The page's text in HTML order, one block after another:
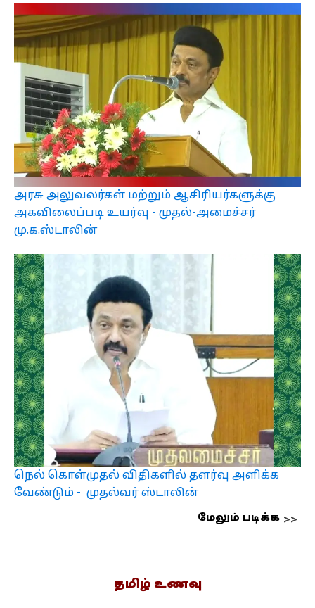
அரசு அலுவலர்கள் மற்றும் ஆசிரியர்களுக்கு
அகவிலைப்படி உயர்வு - முதல்-அமைச்சர்
மு.க.ஸ்டாலின்
நெல் கொள்முதல் விதிகளில் தளர்வு அளிக்க
வேண்டும் - முதல்வர் ஸ்டாலின்
மேலும் படிக்க
தமிழ் உணவு